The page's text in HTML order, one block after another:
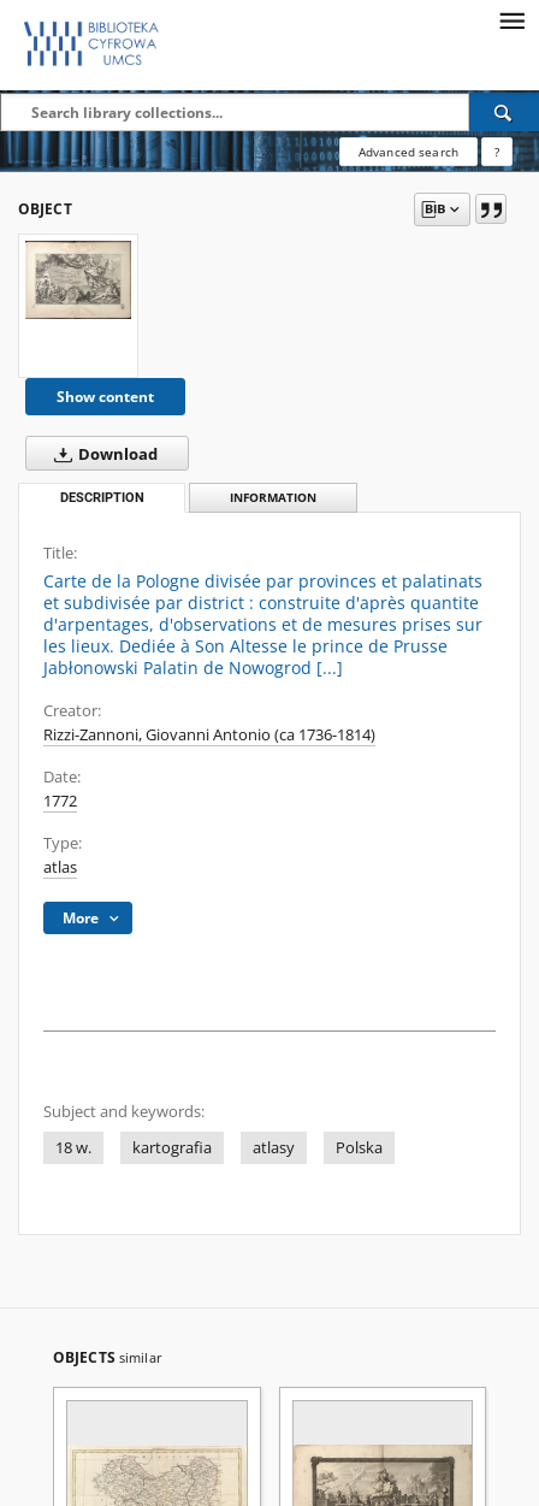
Advanced search ?
OBJECT
Show content
Download
DESCRIPTION INFORMATION
Title:
Carte de la Pologne divisée par provinces et palatinats
et subdivisée par district : construite d'après quantite
d'arpentages, d'observations et de mesures prises sur
les lieux. Dediée à Son Altesse le prince de Prusse
Jabłonowski Palatin de Nowogrod [...]
Creator:
Rizzi-Zannoni, Giovanni Antonio (ca 1736-1814)
Date:
1772
Type:
atlas
More
Subject and keywords:
18 w.
kartografia atlasy Polska
OBJECTS similar